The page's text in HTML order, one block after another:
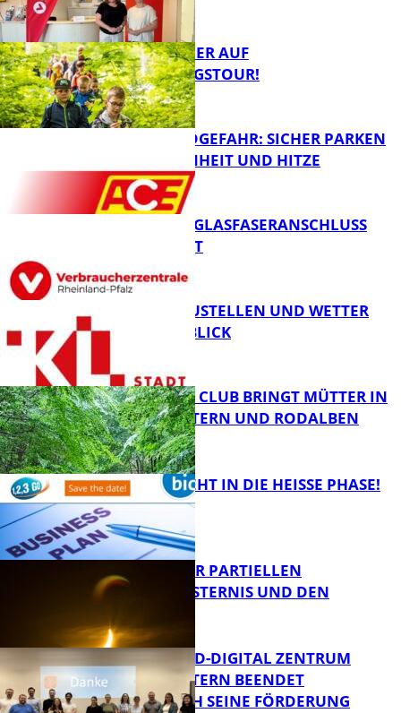
Panorama
MIT DEM JÄGER AUF
ENTDECKUNGSTOUR!
FB News
WALDBRANDGEFAHR: SICHER PARKEN
BEI TROCKENHEIT UND HITZE
WARUM EIN GLASFASERANSCHLUSS
SINNVOLL IST
FB News
PARKEN, BAUSTELLEN UND WETTER
DIGITAL IM BLICK
FB News
NEUER MOM CLUB BRINGT MÜTTER IN
KAISERSLAUTERN UND RODALBEN
ZUSAMMEN
1,2,3 GO® GEHT IN DIE HEISSE PHASE!
Bildung
VORTRAG ZUR PARTIELLEN
SONNENFINSTERNIS UND DEN
PERSEIDEN
MITTELSTAND-DIGITAL ZENTRUM
KAISERSLAUTERN BEENDET
ERFOLGREICH SEINE FÖRDERUNG